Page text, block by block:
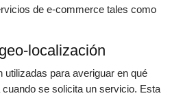
de e-commerce tales como
localización
utilizadas para averiguar en qué
se solicita un servicio. Esta